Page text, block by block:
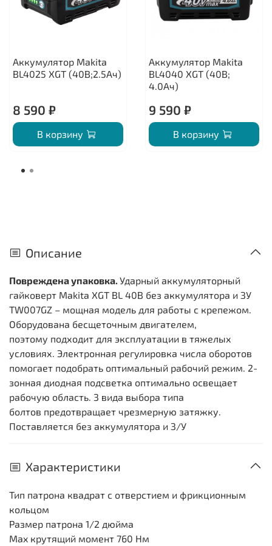
Аккумулятор Makita
BL4025 XGT (40В;2.5Ач)
8 590 ₽
В корзину
Аккумулятор Makita
BL4040 XGT (40В;
4.0Ач)
9 590 ₽
В корзину
Описание
Повреждена упаковка. Ударный аккумуляторный
гайковерт Makita XGT BL 40В без аккумулятора и ЗУ
TW007GZ – мощная модель для работы с крепежом.
Оборудована бесщеточным двигателем,
поэтому подходит для эксплуатации в тяжелых
условиях. Электронная регулировка числа оборотов
помогает подобрать оптимальный рабочий режим. 2-
зонная диодная подсветка оптимально освещает
рабочую область. 3 вида выбора типа
болтов предотвращает чрезмерную затяжку.
Поставляется без аккумулятора и З/У
Характеристики
Тип патрона квадрат с отверстием и фрикционным
кольцом
Размер патрона 1/2 дюйма
Max крутящий момент 760 Нм